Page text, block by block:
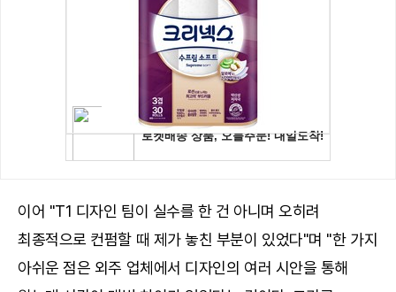
이어 "T1 디자인 팀이 실수를 한 건 아니며 오히려
최종적으로 컨펌할 때 제가 놓친 부분이 있었다"며 "한 가지
아쉬운 점은 외주 업체에서 디자인의 여러 시안을 통해